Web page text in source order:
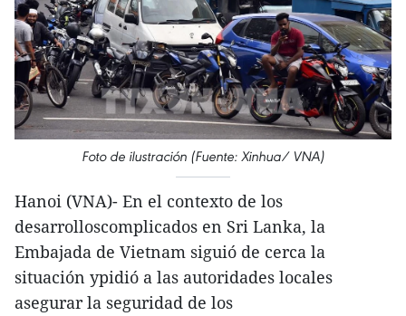
Foto de ilustración (Fuente: Xinhua/ VNA)
Hanoi (VNA)- En el contexto de los
desarrolloscomplicados en Sri Lanka, la
Embajada de Vietnam siguió de cerca la
situación ypidió a las autoridades locales
asegurar la seguridad de los